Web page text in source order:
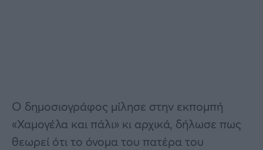
Ο δημοσιογράφος μίλησε στην εκπομπή
«Χαμογέλα και πάλι» κι αρχικά, δήλωσε πως
θεωρεί ότι το όνομα του πατέρα του